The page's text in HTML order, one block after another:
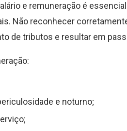
e remuneração é
Não reconhecer
de tributos e resultar em
e noturno;